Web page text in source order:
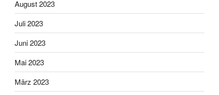
August 2023
Juli 2023
Juni 2023
Mai 2023
März 2023